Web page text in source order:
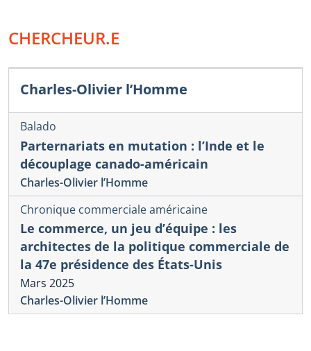
CHERCHEUR.E
Charles-Olivier l’Homme
Balado
Parternariats en mutation : l’Inde et le
découplage canado-américain
Charles-Olivier l’Homme
Chronique commerciale américaine
Le commerce, un jeu d’équipe : les
architectes de la politique commerciale de
la 47e présidence des États-Unis
Mars 2025
Charles-Olivier l’Homme